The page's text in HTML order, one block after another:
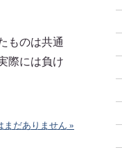
ものは共通
際には負け
まだありません »